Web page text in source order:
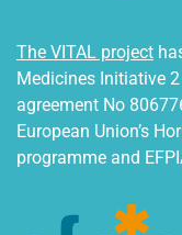
The VITAL project
Medicines Initiative
agreement No
European Union’s
programme and